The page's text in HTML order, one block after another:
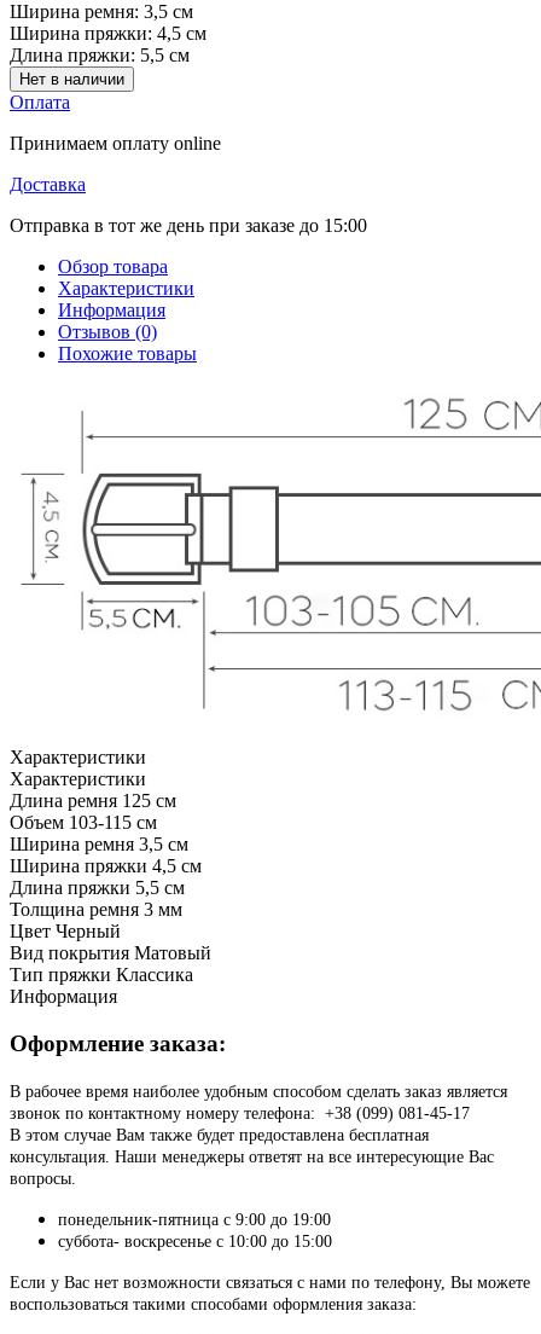
Ширина ремня: 3,5 см
Ширина пряжки: 4,5 см
Длина пряжки: 5,5 см
Нет в наличии
Оплата
Принимаем оплату online
Доставка
Отправка в тот же день при заказе до 15:00
Обзор товара
Характеристики
Информация
Отзывов (0)
Похожие товары
Характеристики
Характеристики
Длина ремня 125 см
Объем 103-115 см
Ширина ремня 3,5 см
Ширина пряжки 4,5 см
Длина пряжки 5,5 см
Толщина ремня 3 мм
Цвет Черный
Вид покрытия Матовый
Тип пряжки Классика
Информация
Оформление заказа:
В рабочее время наиболее удобным способом сделать заказ является
звонок по контактному номеру телефона: +38 (099) 081-45-17
В этом случае Вам также будет предоставлена бесплатная
консультация. Наши менеджеры ответят на все интересующие Вас
вопросы.
понедельник-пятница с 9:00 до 19:00
суббота- воскресенье с 10:00 до 15:00
Если у Вас нет возможности связаться с нами по телефону, Вы можете
воспользоваться такими способами оформления заказа: